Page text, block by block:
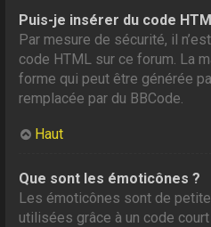
Puis-je insérer du code
Par mesure de sécurité, il
code HTML sur ce forum. La
forme qui peut être générée
remplacée par du BBCode.
Haut
Que sont les émoticônes ?
Les émoticônes sont de
utilisées grâce à un code